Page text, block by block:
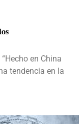
en China
tendencia en la